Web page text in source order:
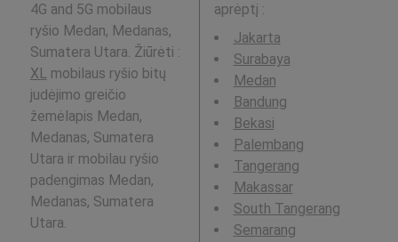
4G and 5G mobilaus
ryšio Medan, Medanas,
Sumatera Utara. Žiūrėti :
XL mobilaus ryšio bitų
judėjimo greičio
žemėlapis Medan,
Medanas, Sumatera
Utara ir mobilau ryšio
padengimas Medan,
Medanas, Sumatera
Utara.
aprėptį :
Jakarta
Surabaya
Medan
Bandung
Bekasi
Palembang
Tangerang
Makassar
South Tangerang
Semarang